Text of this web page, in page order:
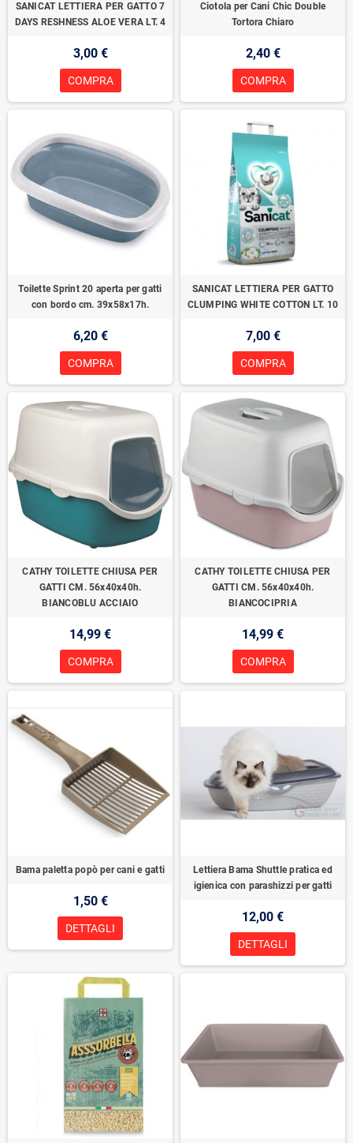
SANICAT LETTIERA PER GATTO 7
DAYS RESHNESS ALOE VERA LT. 4
3,00 €
COMPRA
Ciotola per Cani Chic Double
Tortora Chiaro
2,40 €
COMPRA
Toilette Sprint 20 aperta per gatti
con bordo cm. 39x58x17h.
6,20 €
COMPRA
SANICAT LETTIERA PER GATTO
CLUMPING WHITE COTTON LT. 10
7,00 €
COMPRA
CATHY TOILETTE CHIUSA PER
GATTI CM. 56x40x40h.
BIANCOBLU ACCIAIO
14,99 €
COMPRA
CATHY TOILETTE CHIUSA PER
GATTI CM. 56x40x40h.
BIANCOCIPRIA
14,99 €
COMPRA
Bama paletta popò per cani e gatti
1,50 €
DETTAGLI
Lettiera Bama Shuttle pratica ed
igienica con parashizzi per gatti
12,00 €
DETTAGLI